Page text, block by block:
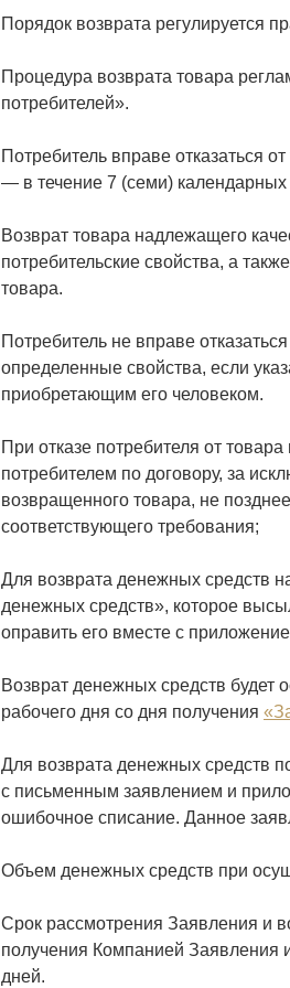
Порядок возврата регулируется
Процедура возврата товара
потребителей».
Потребитель вправе отказаться
— в течение 7 (семи) календарных
Возврат товара надлежащего
потребительские свойства, а
товара.
Потребитель не вправе
определенные свойства, если
приобретающим его человеком.
При отказе потребителя от
потребителем по договору, за
возвращенного товара, не
соответствующего требования;
Для возврата денежных средств
денежных средств», которое
оправить его вместе с
Возврат денежных средств будет
рабочего дня со дня получения
Для возврата денежных средств
с письменным заявлением и
ошибочное списание. Данное
Объем денежных средств при
Срок рассмотрения Заявления и
получения Компанией Заявления
дней.